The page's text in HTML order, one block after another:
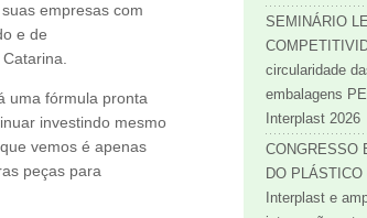
empresas com
e de
uma fórmula pronta
investindo mesmo
vemos é apenas
peças para
SEMINÁRIO
circularidade
embalagens
Interplast 2026
CONGRESSO
DO
Interplast e